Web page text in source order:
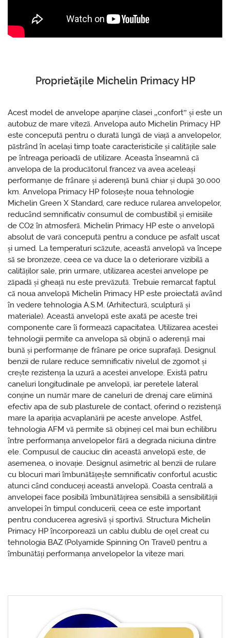
Proprietățile Michelin Primacy HP
Acest model de anvelope aparține clasei „confort” și este un
autobuz de mare viteză. Anvelopa auto Michelin Primacy HP
este concepută pentru o durată lungă de viață a anvelopelor,
păstrând în același timp toate caracteristicile și calitățile sale
pe întreaga perioadă de utilizare. Aceasta înseamnă că
anvelopa de la producătorul francez va avea aceleași
performanțe de frânare și aderență bună chiar și după 30.000
km. Anvelopa Primacy HP folosește noua tehnologie
Michelin Green X Standard, care reduce rularea anvelopelor,
reducând semnificativ consumul de combustibil și emisiile
de CO2 în atmosferă. Michelin Primacy HP este o anvelopă
absolut de vară concepută pentru a conduce pe asfalt uscat
și umed. La temperaturi scăzute, această anvelopă va începe
să se bronzeze, ceea ce va duce la o deteriorare vizibilă a
calităților sale, prin urmare, utilizarea acestei anvelope pe
zăpadă și gheață nu este prevăzută. Trebuie remarcat faptul
că noua anvelopă Michelin Primacy HP este proiectată având
în vedere tehnologia A.S.M. (Arhitectură, sculptură și
materiale). Această anvelopă este axată pe aceste trei
componente care îi formează capacitatea. Utilizarea acestei
tehnologii permite ca anvelopa să obțină o aderență mai
bună și performanțe de frânare pe orice suprafață. Designul
benzii de rulare reduce semnificativ nivelul de zgomot și
crește rezistența la uzură a acestei anvelope. Există patru
caneluri longitudinale pe anvelopă, iar peretele lateral
conține un număr mare de caneluri de drenaj care elimină
efectiv apa de sub plasturele de contact, oferind o rezistență
mare la apariția acvaplanării pe aceste anvelope. Astfel,
tehnologia AFM vă permite să obțineți cel mai bun echilibru
între performanța anvelopelor fără a degrada niciuna dintre
ele. Compusul de cauciuc din această anvelopă este, de
asemenea, o inovație. Designul asimetric al benzii de rulare
cu blocuri mari îmbunătățește semnificativ confortul acustic
atunci când conduceți această anvelopă. Coasta centrală a
anvelopei face posibilă îmbunătățirea sensibilă a sensibilității
anvelopei în timpul conducerii, ceea ce este important
pentru conducerea agresivă și sportivă. Structura Michelin
Primacy HP încorporează un cablu dublu de oțel creat cu
tehnologia BAZ (Polyamide Spinning On Travel) pentru a
îmbunătăți performanța anvelopelor la viteze mari.